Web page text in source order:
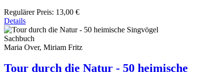
Regulärer Preis: 13,00 €
Details
Sachbuch
Maria Over, Miriam Fritz
Tour durch die Natur - 50 heimische